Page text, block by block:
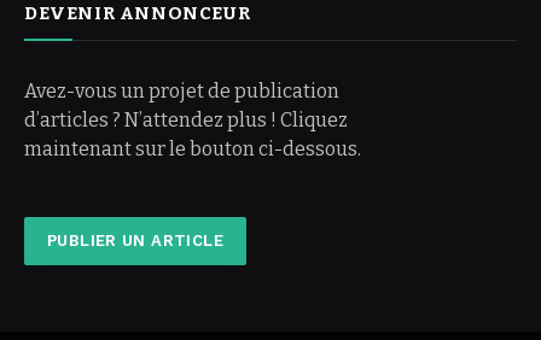
DEVENIR ANNONCEUR
Avez-vous un projet de publication
d’articles ? N’attendez plus ! Cliquez
maintenant sur le bouton ci-dessous.
PUBLIER UN ARTICLE